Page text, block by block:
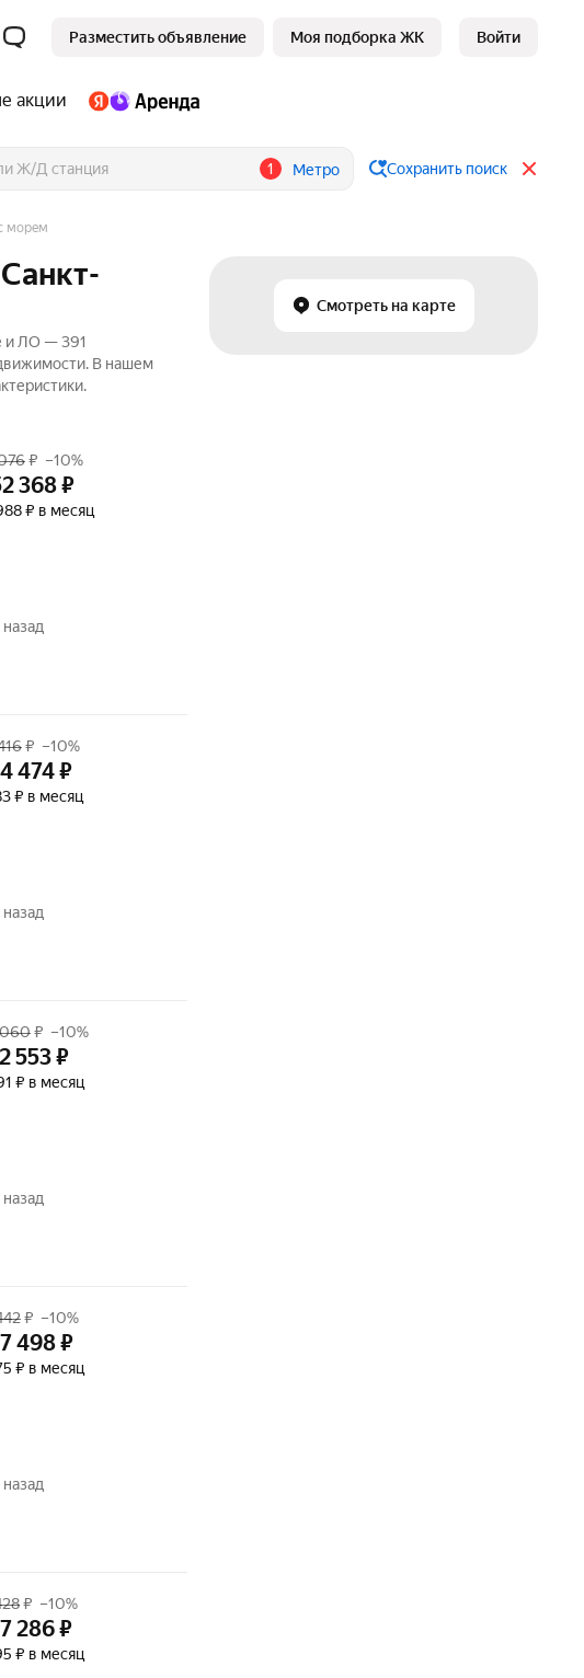
Разместить объявление Моя подборка ЖК Войти
акции
1 Метро Сохранить поиск
Смотреть на карте
морем
и ЛО — 391
В нашем
₽ –10%
368₽
₽ в месяц
₽ –10%
474₽
₽ в месяц
₽ –10%
553₽
₽ в месяц
₽ –10%
498₽
₽ в месяц
₽ –10%
286₽
₽ в месяц